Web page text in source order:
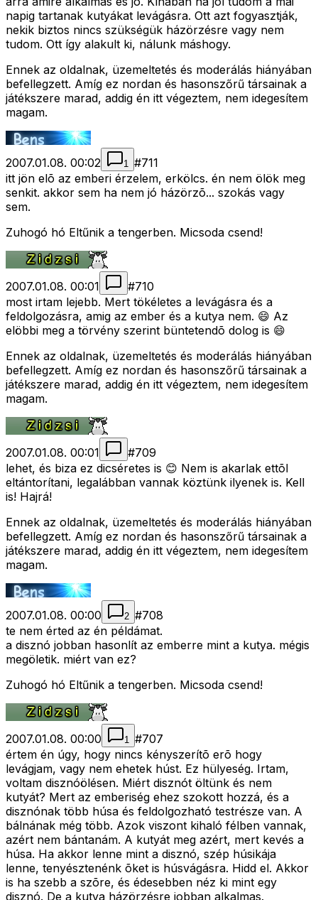
napig tartanak kutyákat levágásra. Ott azt fogyasztják,
nekik biztos nincs szükségük házörzésre vagy nem
tudom. Ott így alakult ki, nálunk máshogy.
Ennek az oldalnak, üzemeltetés és moderálás hiányában
befellegzett. Amíg ez nordan és hasonszőrű társainak a
játékszere marad, addig én itt végeztem, nem idegesítem
magam.
2007.01.08. 00:02 1 #711
itt jön elõ az emberi érzelem, erkölcs. én nem ölök meg
senkit. akkor sem ha nem jó házörzõ... szokás vagy
sem.
Zuhogó hó Eltűnik a tengerben. Micsoda csend!
2007.01.08. 00:01 #710
most irtam lejebb. Mert tökéletes a levágásra és a
feldolgozásra, amig az ember és a kutya nem. 😄 Az
elöbbi meg a törvény szerint büntetendõ dolog is 😄
Ennek az oldalnak, üzemeltetés és moderálás hiányában
befellegzett. Amíg ez nordan és hasonszőrű társainak a
játékszere marad, addig én itt végeztem, nem idegesítem
magam.
2007.01.08. 00:01 #709
lehet, és biza ez dicséretes is 😊 Nem is akarlak ettõl
eltántorítani, legalábban vannak köztünk ilyenek is. Kell
is! Hajrá!
Ennek az oldalnak, üzemeltetés és moderálás hiányában
befellegzett. Amíg ez nordan és hasonszőrű társainak a
játékszere marad, addig én itt végeztem, nem idegesítem
magam.
2007.01.08. 00:00 2 #708
te nem érted az én példámat.
a disznó jobban hasonlít az emberre mint a kutya. mégis
megöletik. miért van ez?
Zuhogó hó Eltűnik a tengerben. Micsoda csend!
2007.01.08. 00:00 1 #707
értem én úgy, hogy nincs kényszerítõ erõ hogy
levágjam, vagy nem ehetek húst. Ez hülyeség. Irtam,
voltam disznóölésen. Miért disznót öltünk és nem
kutyát? Mert az emberiség ehez szokott hozzá, és a
disznónak több húsa és feldolgozható testrésze van. A
bálnának még több. Azok viszont kihaló félben vannak,
azért nem bántanám. A kutyát meg azért, mert kevés a
húsa. Ha akkor lenne mint a disznó, szép húsikája
lenne, tenyésztenénk õket is húsvágásra. Hidd el. Akkor
is ha szebb a szõre, és édesebben néz ki mint egy
disznó. De a kutya házörzésre jobban alkalmas.